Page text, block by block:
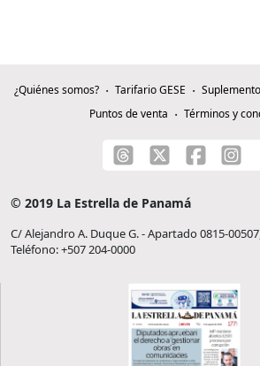
¿Quiénes somos? Tarifario GESE
Puntos de venta
Términos y
© 2019 La Estrella de Panamá
C/ Alejandro A. Duque G. - Apartado 0815-
Teléfono: +507 204-0000